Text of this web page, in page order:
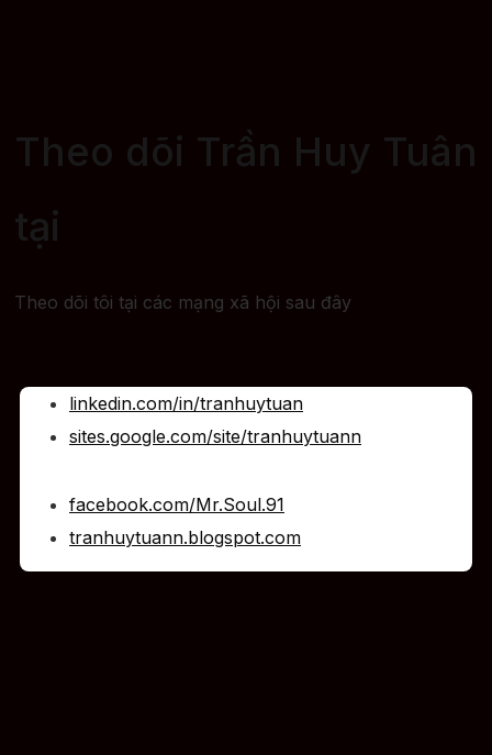
Theo dõi Trần Huy Tuân
tại
Theo dõi tôi tại các mạng xã hội sau đây
linkedin.com/in/tranhuytuan
sites.google.com/site/tranhuytuann
facebook.com/Mr.Soul.91
tranhuytuann.blogspot.com